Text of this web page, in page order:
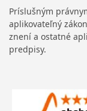
Príslušným
aplikovateľný
znení a ostatné
predpisy.